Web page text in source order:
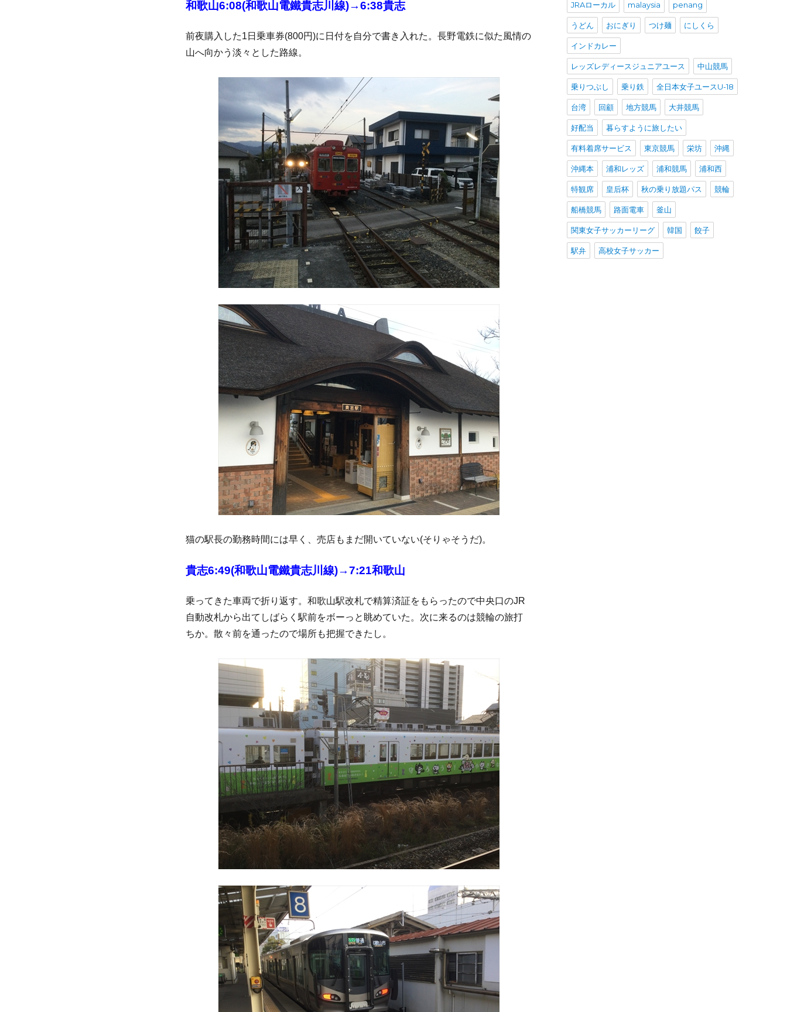
和歌山6:08(和歌山電鐵貴志川線)→6:38貴志
前夜購入した1日乗車券(800円)に日付を自分で書き入れた。長野電鉄に似た風情の
山へ向かう淡々とした路線。
猫の駅長の勤務時間には早く、売店もまだ開いていない(そりゃそうだ)。
貴志6:49(和歌山電鐵貴志川線)→7:21和歌山
乗ってきた車両で折り返す。和歌山駅改札で精算済証をもらったので中央口のJR
自動改札から出てしばらく駅前をボーっと眺めていた。次に来るのは競輪の旅打
ちか。散々前を通ったので場所も把握できたし。
JRAローカル malaysia penang
うどん おにぎり つけ麺 にしくら
インドカレー
レッズレディースジュニアユース 中山競馬
乗りつぶし 乗り鉄 全日本女子ユースU-18
台湾 回顧 地方競馬 大井競馬
好配当 暮らすように旅したい
有料着席サービス 東京競馬 栄坊 沖縄
沖縄本 浦和レッズ 浦和競馬 浦和西
特観席 皇后杯 秋の乗り放題パス 競輪
船橋競馬 路面電車 釜山
関東女子サッカーリーグ 韓国 餃子
駅弁 高校女子サッカー